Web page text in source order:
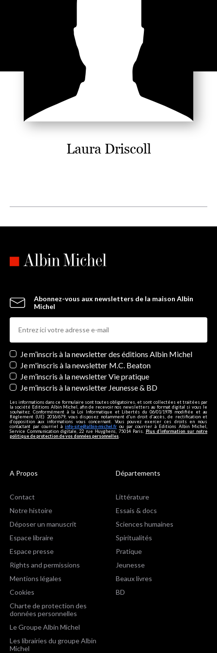
Laura Driscoll
Abonnez-vous aux newsletters de la maison Albin
Michel
Newsletters
Je m’inscris à la newsletter des éditions Albin Michel
Je m'inscris à la newsletter M.C. Beaton
Je m’inscris à la newsletter Vie pratique
Je m’inscris à la newsletter Jeunesse & BD
Les informations dans ce formulaire sont toutes obligatoires, et sont collectées et traitées par
la société Editions Albin Michel, afin de recevoir nos newsletters au format digital si vous le
souhaitez. Conformément à la Loi Informatique et Libertés du 06/01/1978 modifiée et au
Règlement (UE) 2016/679, vous disposez notamment d'un droit d'accès, de rectification et
d’opposition aux informations vous concernant. Vous pouvez exercer ces droits en nous
contactant par courriel à info-site@albin-michel.fr ou par courrier à Editions Albin Michel,
Service Communication digitale, 22 rue Huyghens, 75014 Paris. Plus d’information sur notre
politique de protection de vos données personnelles
A Propos
Contact
Notre histoire
Déposer un manuscrit
Espace libraire
Espace presse
Rights and permissions
Mentions légales
Cookies
Charte de protection des
données personnelles
Le Groupe Albin Michel
Les librairies du groupe Albin
Michel
Départements
Littérature
Essais & docs
Sciences humaines
Spiritualités
Pratique
Jeunesse
Beaux livres
BD